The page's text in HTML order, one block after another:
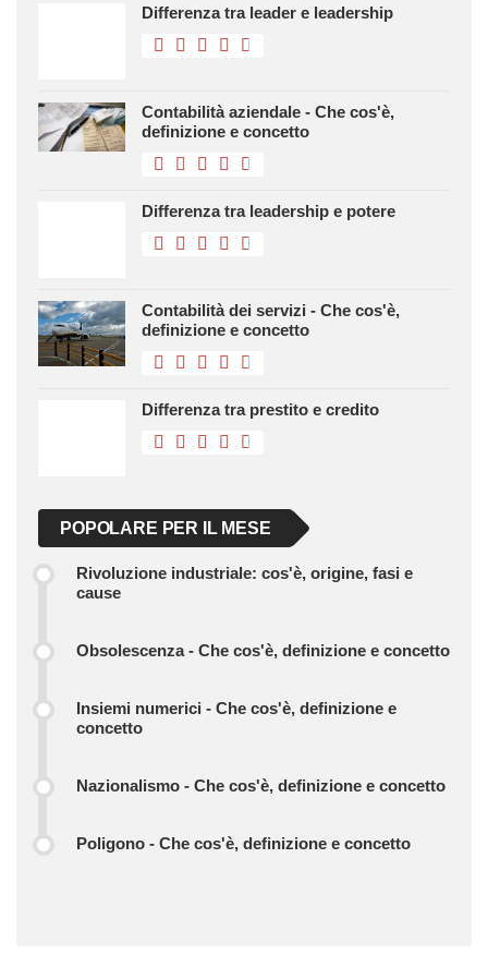
Differenza tra leader e leadership
Contabilità aziendale - Che cos'è,
definizione e concetto
Differenza tra leadership e potere
Contabilità dei servizi - Che cos'è,
definizione e concetto
Differenza tra prestito e credito
POPOLARE PER IL MESE
Rivoluzione industriale: cos'è, origine, fasi e
cause
Obsolescenza - Che cos'è, definizione e concetto
Insiemi numerici - Che cos'è, definizione e
concetto
Nazionalismo - Che cos'è, definizione e concetto
Poligono - Che cos'è, definizione e concetto